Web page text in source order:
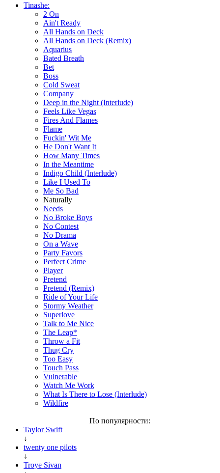
Tinashe:
2 On
Ain't Ready
All Hands on Deck
All Hands on Deck (Remix)
Aquarius
Bated Breath
Bet
Boss
Cold Sweat
Company
Deep in the Night (Interlude)
Feels Like Vegas
Fires And Flames
Flame
Fuckin' Wit Me
He Don't Want It
How Many Times
In the Meantime
Indigo Child (Interlude)
Like I Used To
Me So Bad
Naturally
Needs
No Broke Boys
No Contest
No Drama
On a Wave
Party Favors
Perfect Crime
Player
Pretend
Pretend (Remix)
Ride of Your Life
Stormy Weather
Superlove
Talk to Me Nice
The Leap*
Throw a Fit
Thug Cry
Too Easy
Touch Pass
Vulnerable
Watch Me Work
What Is There to Lose (Interlude)
Wildfire
По популярности:
Taylor Swift
↓
twenty one pilots
↓
Troye Sivan